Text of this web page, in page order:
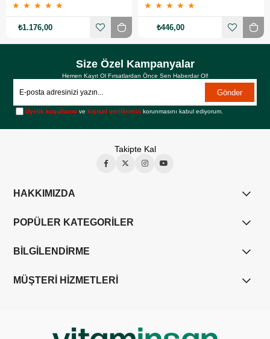
★ ★ ★ ★ ★
₺1.176,00
★ ★ ★ ★ ★
₺446,00
Size Özel Kampanyalar
Hemen Kayıt Ol Fırsatlardan Önce Sen Haberdar Ol!
Gönder
Üyelik koşullarını vekişisel verilerimin korunmasını kabul ediyorum.
Takipte Kal
HAKKIMIZDA
POPÜLER KATEGORİLER
BİLGİLENDİRME
MÜŞTERİ HİZMETLERİ